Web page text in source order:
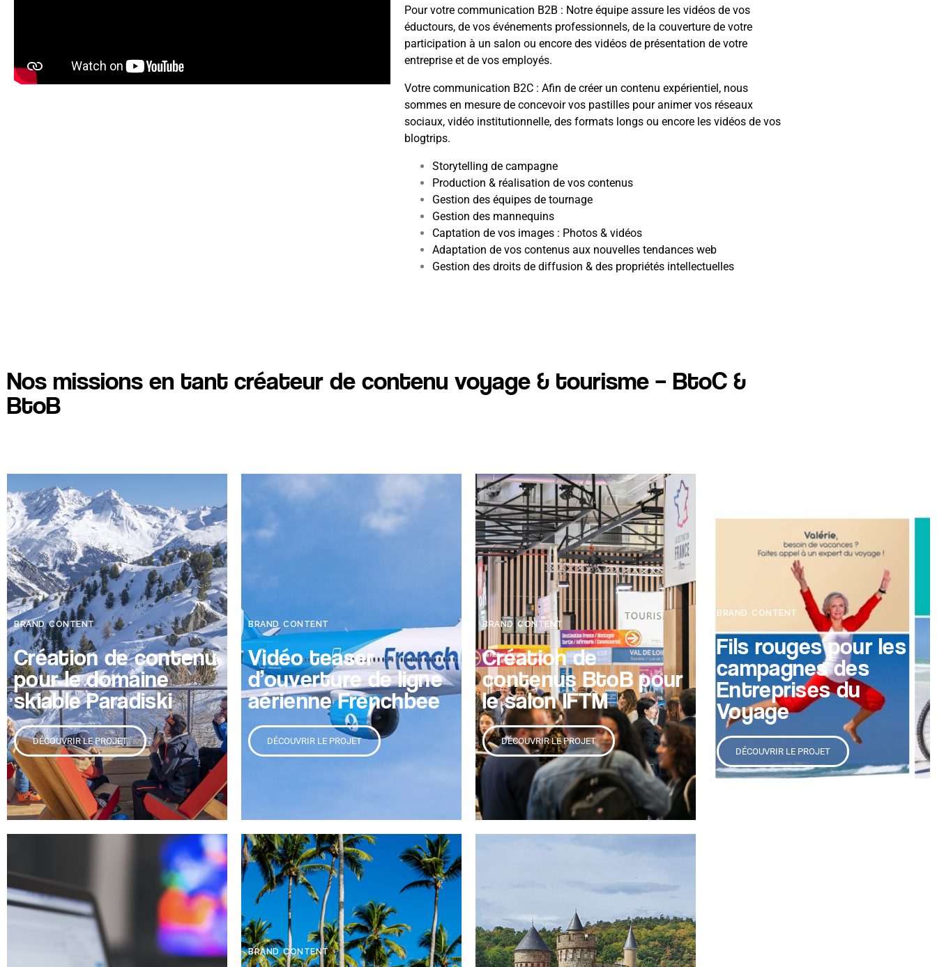
Pour votre communication B2B : Notre équipe assure les vidéos de vos
éductours, de vos événements professionnels, de la couverture de votre
participation à un salon ou encore des vidéos de présentation de votre
entreprise et de vos employés.
Votre communication B2C : Afin de créer un contenu expérientiel, nous
sommes en mesure de concevoir vos pastilles pour animer vos réseaux
sociaux, vidéo institutionnelle, des formats longs ou encore les vidéos de vos
blogtrips.
Storytelling de campagne
Production & réalisation de vos contenus
Gestion des équipes de tournage
Gestion des mannequins
Captation de vos images : Photos & vidéos
Adaptation de vos contenus aux nouvelles tendances web
Gestion des droits de diffusion & des propriétés intellectuelles
Nos missions en tant créateur de contenu voyage & tourisme – BtoC &
BtoB
BRAND CONTENT
Création de contenu
pour le domaine
skiable Paradiski
DÉCOUVRIR LE PROJET
BRAND CONTENT
Vidéo teaser
d’ouverture de ligne
aérienne Frenchbee
DÉCOUVRIR LE PROJET
BRAND CONTENT
Création de
contenus BtoB pour
le salon IFTM
DÉCOUVRIR LE PROJET
BRAND CONTENT
Fils rouges pour les
campagnes des
Entreprises du
Voyage
DÉCOUVRIR LE PROJET
BRAND CONTENT